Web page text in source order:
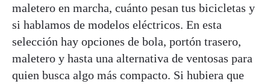
maletero en marcha, cuánto pesan tus bicicletas y
si hablamos de modelos eléctricos. En esta
selección hay opciones de bola, portón trasero,
maletero y hasta una alternativa de ventosas para
quien busca algo más compacto. Si hubiera que